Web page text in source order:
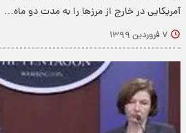
آمریکایی در خارج از مرزها را به مدت دو ماه…
۷ فروردین ۱۳۹۹